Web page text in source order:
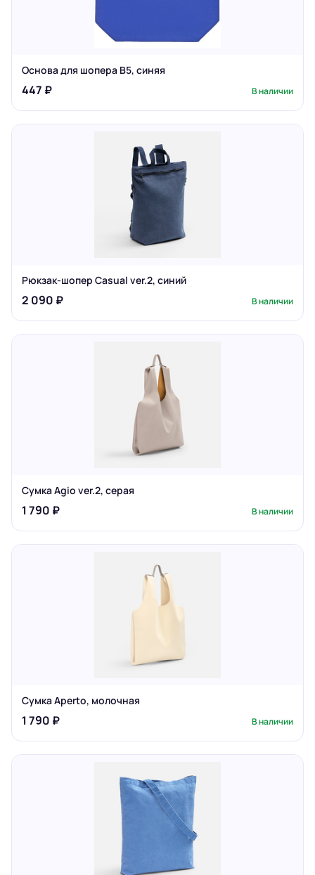
Основа для шопера B5, синяя
447 ₽ В наличии
Рюкзак-шопер Casual ver.2, синий
2 090 ₽ В наличии
Сумка Agio ver.2, серая
1 790 ₽ В наличии
Сумка Aperto, молочная
1 790 ₽ В наличии